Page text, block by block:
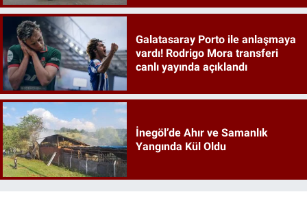
Galatasaray Porto ile anlaşmaya
vardı! Rodrigo Mora transferi
canlı yayında açıklandı
İnegöl’de Ahır ve Samanlık
Yangında Kül Oldu